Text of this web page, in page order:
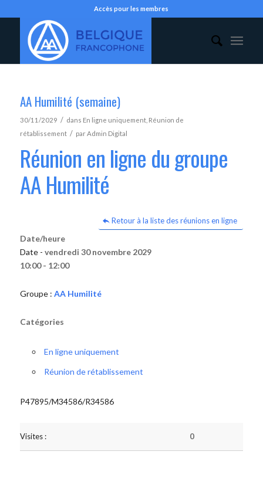
Accès pour les membres
AA Humilité (semaine)
30/11/2029 / dans En ligne uniquement, Réunion de
rétablissement / parAdmin Digital
Réunion en ligne du groupe
AA Humilité
Retour à la liste des réunions en ligne
Date/heure
Date - vendredi 30 novembre 2029
10:00 - 12:00
Groupe : AA Humilité
Catégories
En ligne uniquement
Réunion de rétablissement
P47895/M34586/R34586
Visites : 0